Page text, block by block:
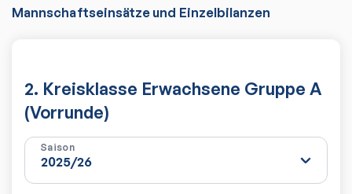
Mannschaftseinsätze und Einzelbilanzen
2. Kreisklasse Erwachsene Gruppe A
(Vorrunde)
Saison